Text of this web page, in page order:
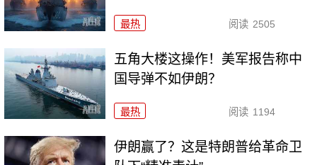
最热 阅读 2505
五角大楼这操作！美军报告称中
国导弹不如伊朗？
最热 阅读 1194
伊朗赢了？这是特朗普给革命卫